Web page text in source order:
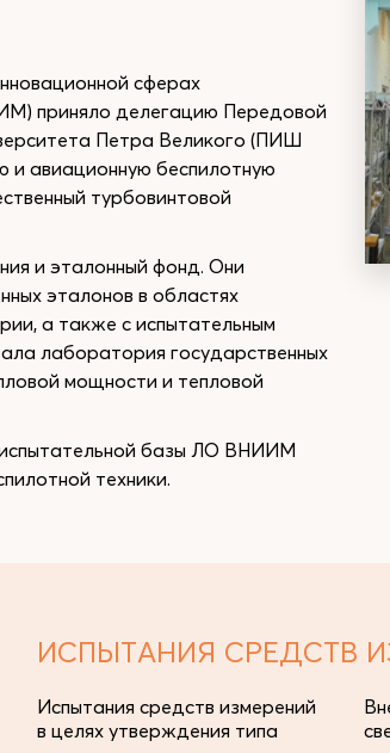
сферах
приняло делегацию Передовой
Петра Великого (ПИШ
авиационную беспилотную
турбовинтовой
и эталонный фонд. Они
эталонов в областях
а также с испытательным
лаборатория государственных
мощности и тепловой
испытательной базы ЛО ВНИИМ
техники.
ИСПЫТАНИЯ СРЕДСТВ
Испытания средств измерений
в целях утверждения типа